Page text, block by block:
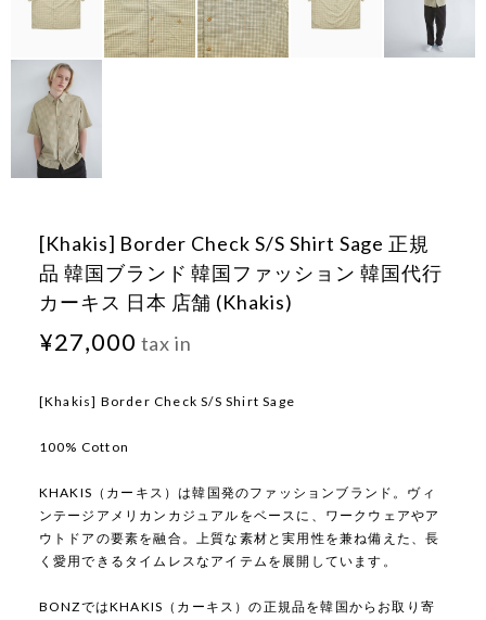
[Khakis] Border Check S/S Shirt Sage 正規
品 韓国ブランド 韓国ファッション 韓国代行
カーキス 日本 店舗 (Khakis)
¥27,000 tax in
[Khakis] Border Check S/S Shirt Sage
100% Cotton
KHAKIS（カーキス）は韓国発のファッションブランド。ヴィ
ンテージアメリカンカジュアルをベースに、ワークウェアやア
ウトドアの要素を融合。上質な素材と実用性を兼ね備えた、長
く愛用できるタイムレスなアイテムを展開しています。
BONZではKHAKIS（カーキス）の正規品を韓国からお取り寄